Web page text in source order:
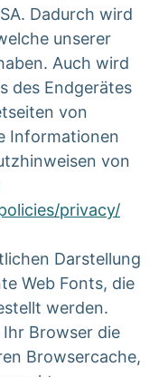
Dadurch wird
unserer
Auch wird
des Endgerätes
von
Informationen
von
privacy/
Darstellung
Web Fonts, die
werden.
Browser die
Browsercache,